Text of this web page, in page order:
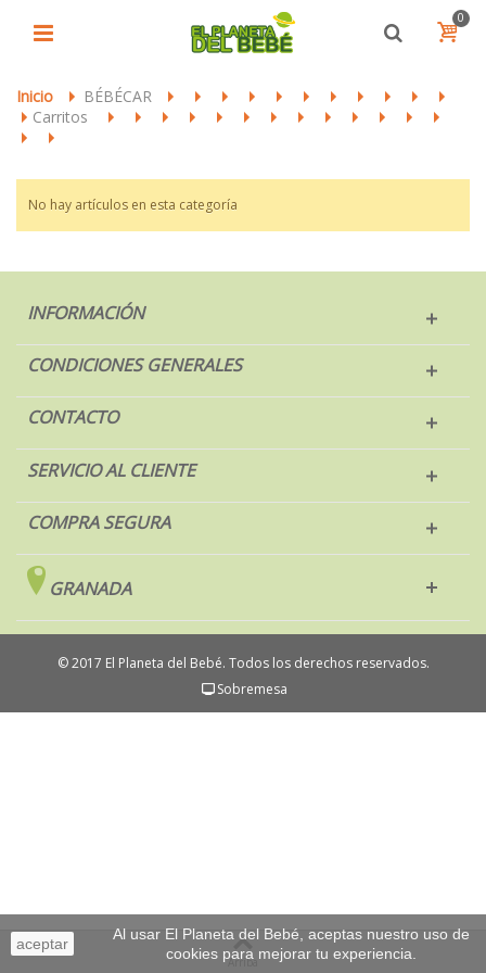
0
Inicio > BÉBÉCAR > > > > > > > > > >
>
> Carritos > > > > > > > > > > > >
>
>
>
No hay artículos en esta categoría
INFORMACIÓN
CONDICIONES GENERALES
CONTACTO
SERVICIO AL CLIENTE
COMPRA SEGURA
GRANADA
aceptar
Al usar El Planeta del Bebé, aceptas nuestro uso de
cookies para mejorar tu experiencia.
© 2017 El Planeta del Bebé. Todos los derechos reservados.
Sobremesa
Arriba